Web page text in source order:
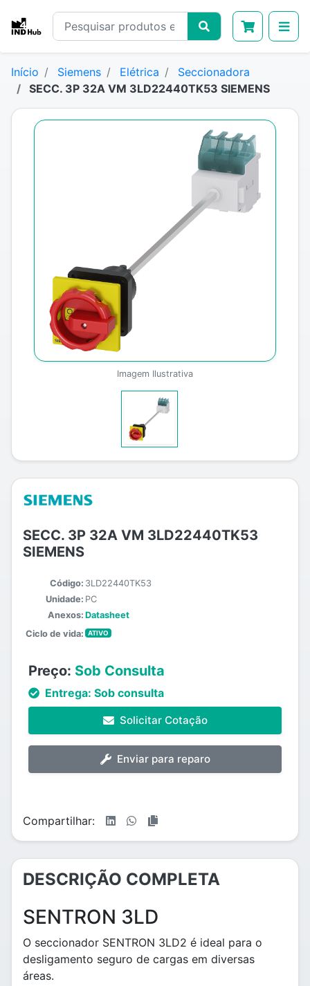
Início Siemens Elétrica
Seccionadora
SECC. 3P 32A VM 3LD22440TK53 SIEMENS
Imagem Ilustrativa
SECC. 3P 32A VM 3LD22440TK53
SIEMENS
Código: 3LD22440TK53
Unidade: PC
Anexos: Datasheet
Ciclo de vida:
ATIVO
Preço: Sob Consulta
Entrega: Sob consulta
Solicitar Cotação
Enviar para reparo
Compartilhar:
DESCRIÇÃO COMPLETA
SENTRON 3LD
O seccionador SENTRON 3LD2 é ideal para o
desligamento seguro de cargas em diversas
áreas.